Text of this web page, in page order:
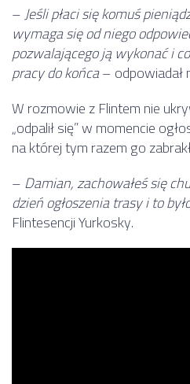
–Jeśli płaci się komuś
wymaga się od niego
pozwalającego ją wykonać i
pracy do końca– odpowiadał
W rozmowie z Flintem nie
„odpalił się” w momencie
na której tym razem go
–Damian, zachowałeś się
dzień ogłoszenia trasy i to
Flintesencji Yurkosky.